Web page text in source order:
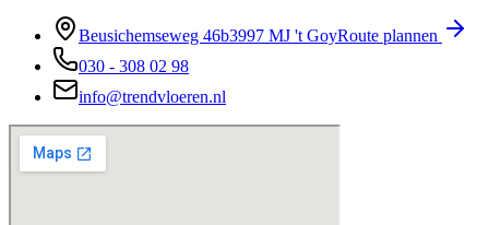
Beusichemseweg 46b3997 MJ 't GoyRoute plannen
030 - 308 02 98
info@trendvloeren.nl